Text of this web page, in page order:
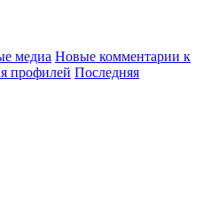
медиа Новые комментарии к
профилей Последняя